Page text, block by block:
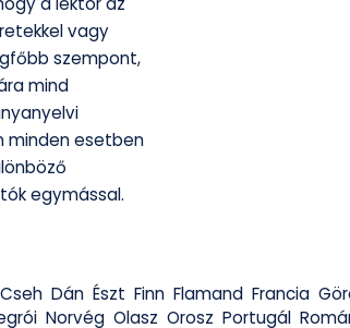
vagy
szempont,
mind
minden esetben
egymással.
Cseh Dán Észt Finn Flamand Francia
Norvég Olasz Orosz Portugál